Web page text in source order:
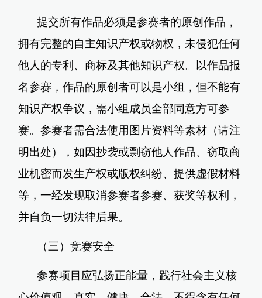
提交所有作品必须是参赛者的原创作品，
拥有完整的自主知识产权或物权，未侵犯任何
他人的专利、商标及其他知识产权。以作品报
名参赛，作品的原创者可以是小组，但不能有
知识产权争议，需小组成员全部同意方可参
赛。参赛者需合法使用图片资料等素材（请注
明出处），如因抄袭或剽窃他人作品、窃取商
业机密而发生产权或版权纠纷、提供虚假材料
等，一经发现取消参赛者参赛、获奖等权利，
并自负一切法律后果。
（三）竞赛安全
参赛项目应弘扬正能量，践行社会主义核